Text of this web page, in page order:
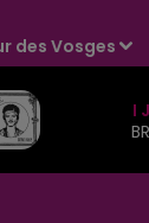
des Vosges
I